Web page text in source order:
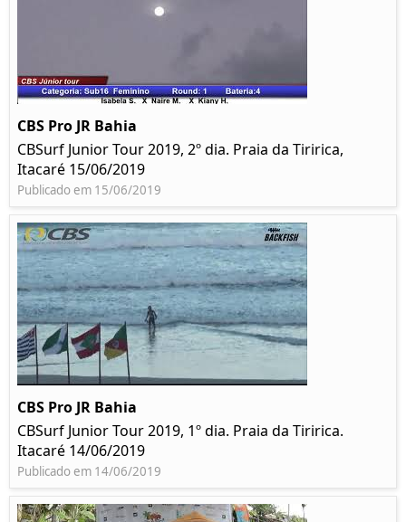
CBS Pro JR Bahia
CBSurf Junior Tour 2019, 2º dia. Praia da Tiririca,
Itacaré 15/06/2019
Publicado em 15/06/2019
CBS Pro JR Bahia
CBSurf Junior Tour 2019, 1º dia. Praia da Tiririca.
Itacaré 14/06/2019
Publicado em 14/06/2019